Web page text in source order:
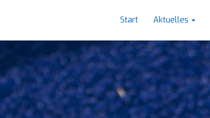
Start Aktuelles